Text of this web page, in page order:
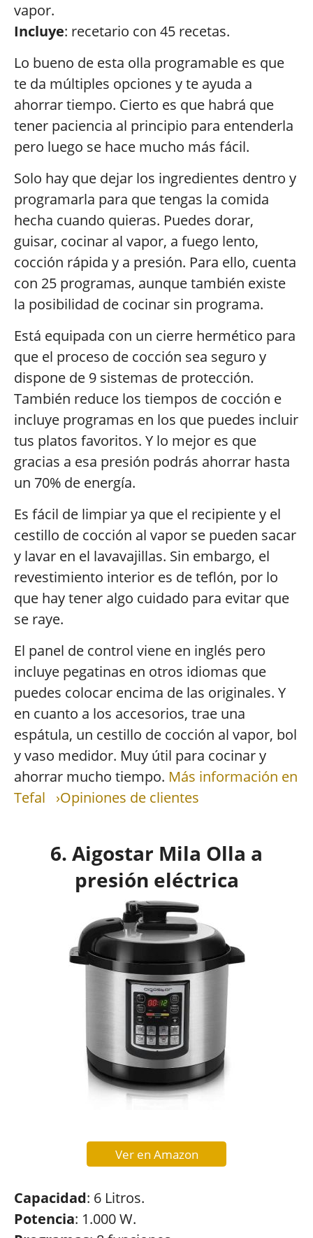
vapor.
Incluye: recetario con 45 recetas.
Lo bueno de esta olla programable es que
te da múltiples opciones y te ayuda a
ahorrar tiempo. Cierto es que habrá que
tener paciencia al principio para entenderla
pero luego se hace mucho más fácil.
Solo hay que dejar los ingredientes dentro y
programarla para que tengas la comida
hecha cuando quieras. Puedes dorar,
guisar, cocinar al vapor, a fuego lento,
cocción rápida y a presión. Para ello, cuenta
con 25 programas, aunque también existe
la posibilidad de cocinar sin programa.
Está equipada con un cierre hermético para
que el proceso de cocción sea seguro y
dispone de 9 sistemas de protección.
También reduce los tiempos de cocción e
incluye programas en los que puedes incluir
tus platos favoritos. Y lo mejor es que
gracias a esa presión podrás ahorrar hasta
un 70% de energía.
Es fácil de limpiar ya que el recipiente y el
cestillo de cocción al vapor se pueden sacar
y lavar en el lavavajillas. Sin embargo, el
revestimiento interior es de teflón, por lo
que hay tener algo cuidado para evitar que
se raye.
El panel de control viene en inglés pero
incluye pegatinas en otros idiomas que
puedes colocar encima de las originales. Y
en cuanto a los accesorios, trae una
espátula, un cestillo de cocción al vapor, bol
y vaso medidor. Muy útil para cocinar y
ahorrar mucho tiempo. Más información en
Tefal
›Opiniones de clientes
6. Aigostar Mila Olla a
presión eléctrica
Ver en Amazon
Capacidad: 6 Litros.
Potencia: 1.000 W.